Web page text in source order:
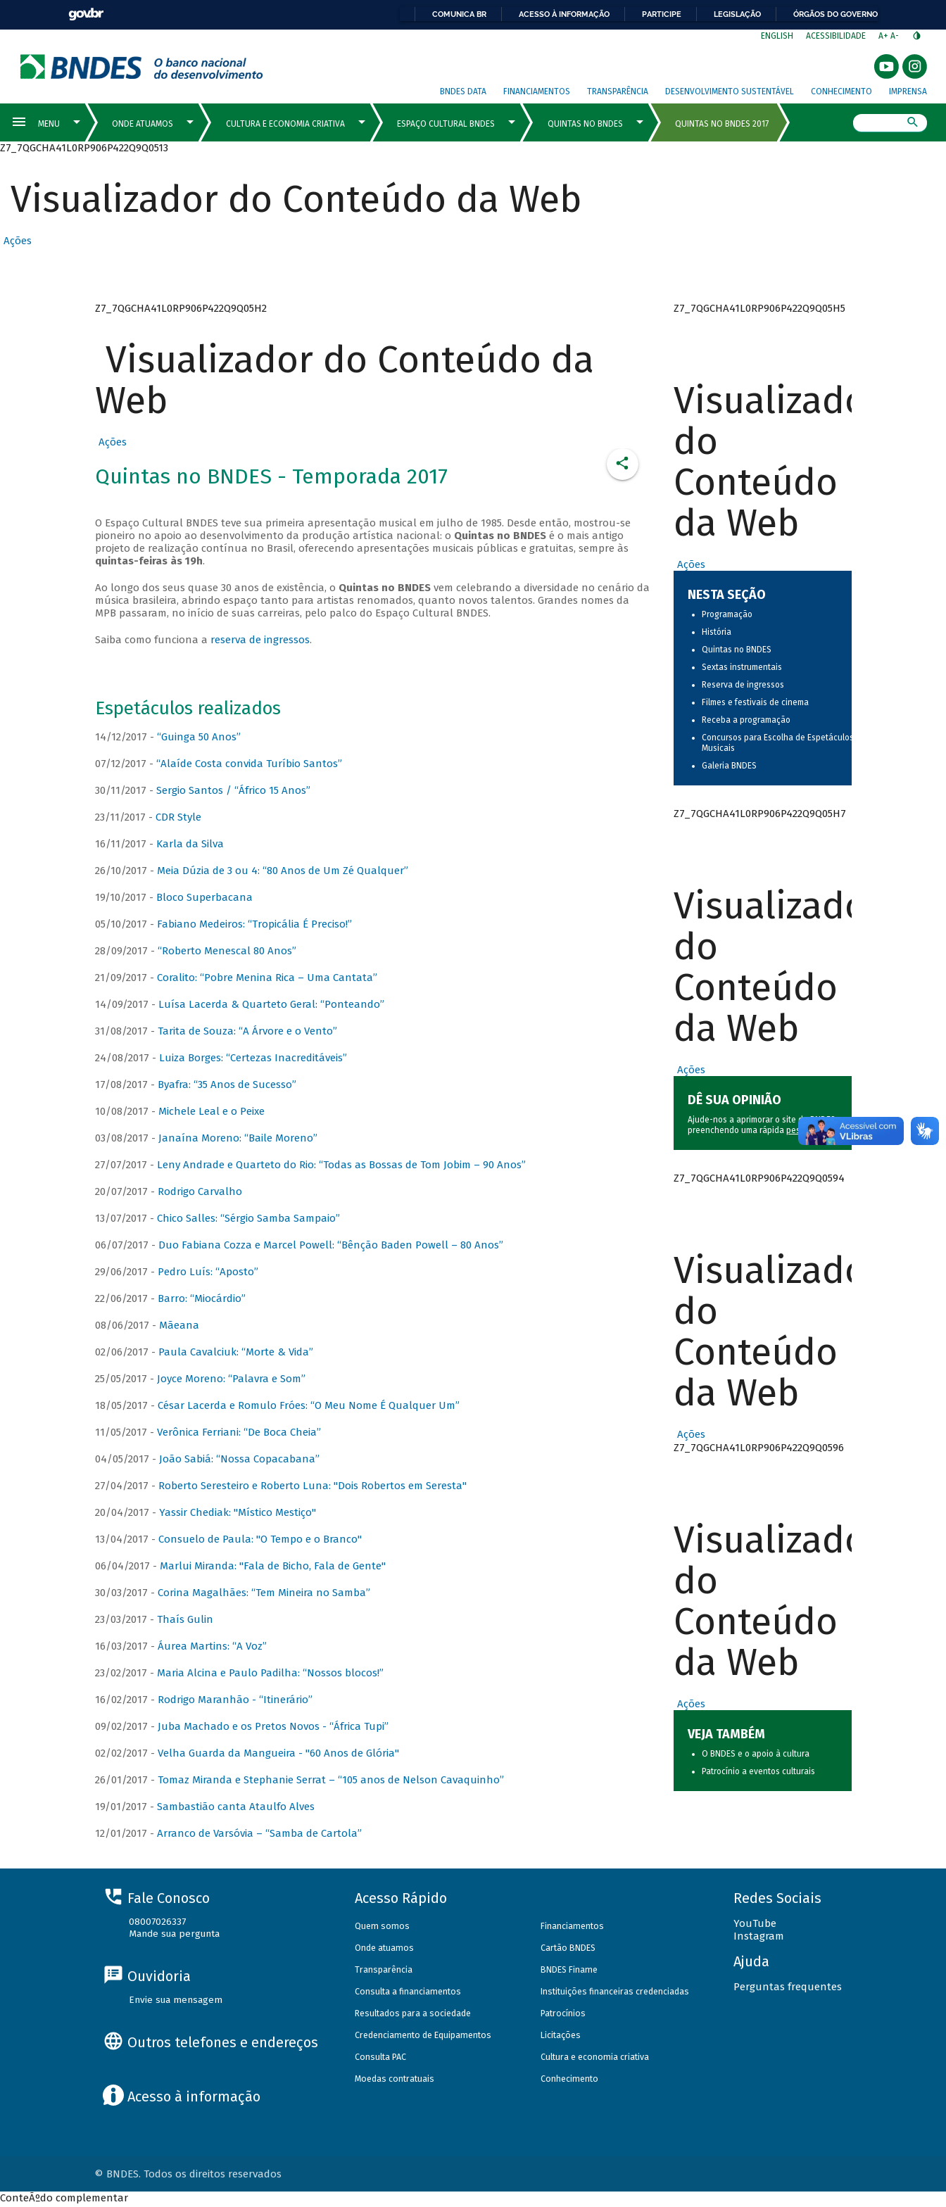
COMUNICA BR ACESSO À INFORMAÇÃO PARTICIPE LEGISLAÇÃO ÓRGÃOS DO GOVERNO
ENGLISH ACESSIBILIDADE A+ A-
BNDES DATA FINANCIAMENTOS TRANSPARÊNCIA DESENVOLVIMENTO SUSTENTÁVEL CONHECIMENTO IMPRENSA
Z7_7QGCHA41L0RP906P422Q9Q0513
Visualizador do Conteúdo da Web
Ações
Z7_7QGCHA41L0RP906P422Q9Q05H2
Visualizador do Conteúdo da
Web
Ações
Quintas no BNDES - Temporada 2017
O Espaço Cultural BNDES teve sua primeira apresentação musical em julho de 1985. Desde então, mostrou-se
pioneiro no apoio ao desenvolvimento da produção artística nacional: o Quintas no BNDESé o mais antigo
projeto de realização contínua no Brasil, oferecendo apresentações musicais públicas e gratuitas, sempre às
quintas-feiras às 19h.
Ao longo dos seus quase 30 anos de existência, o Quintas no BNDESvem celebrando a diversidade no cenário da
música brasileira, abrindo espaço tanto para artistas renomados, quanto novos talentos. Grandes nomes da
MPB passaram, no início de suas carreiras, pelo palco do Espaço Cultural BNDES.
Saiba como funciona a reserva de ingressos.
Espetáculos realizados
14/12/2017 - “Guinga 50 Anos”
07/12/2017 - “Alaíde Costa convida Turíbio Santos”
30/11/2017 - Sergio Santos / “Áfrico 15 Anos”
23/11/2017 - CDR Style
16/11/2017 - Karla da Silva
26/10/2017 - Meia Dúzia de 3 ou 4: “80 Anos de Um Zé Qualquer”
19/10/2017 - Bloco Superbacana
05/10/2017 - Fabiano Medeiros: “Tropicália É Preciso!”
28/09/2017 - “Roberto Menescal 80 Anos”
21/09/2017 - Coralito: “Pobre Menina Rica – Uma Cantata”
14/09/2017 - Luísa Lacerda & Quarteto Geral: “Ponteando”
31/08/2017 - Tarita de Souza: “A Árvore e o Vento”
24/08/2017 - Luiza Borges: “Certezas Inacreditáveis”
17/08/2017 - Byafra: “35 Anos de Sucesso”
10/08/2017 - Michele Leal e o Peixe
03/08/2017 - Janaína Moreno: “Baile Moreno”
27/07/2017 - Leny Andrade e Quarteto do Rio: “Todas as Bossas de Tom Jobim – 90 Anos”
20/07/2017 - Rodrigo Carvalho
13/07/2017 - Chico Salles: “Sérgio Samba Sampaio”
06/07/2017 - Duo Fabiana Cozza e Marcel Powell: “Bênção Baden Powell – 80 Anos”
29/06/2017 - Pedro Luís: “Aposto”
22/06/2017 - Barro: “Miocárdio”
08/06/2017 - Mãeana
02/06/2017 - Paula Cavalciuk: “Morte & Vida”
25/05/2017 - Joyce Moreno: “Palavra e Som”
18/05/2017 - César Lacerda e Romulo Fróes: “O Meu Nome É Qualquer Um”
11/05/2017 - Verônica Ferriani: “De Boca Cheia”
04/05/2017 - João Sabiá: “Nossa Copacabana”
27/04/2017 - Roberto Seresteiro e Roberto Luna: "Dois Robertos em Seresta"
20/04/2017 - Yassir Chediak: "Místico Mestiço"
13/04/2017 - Consuelo de Paula: "O Tempo e o Branco"
06/04/2017 - Marlui Miranda: "Fala de Bicho, Fala de Gente"
30/03/2017 - Corina Magalhães: “Tem Mineira no Samba”
23/03/2017 - Thaís Gulin
16/03/2017 - Áurea Martins: “A Voz”
23/02/2017 - Maria Alcina e Paulo Padilha: “Nossos blocos!”
16/02/2017 - Rodrigo Maranhão - “Itinerário”
09/02/2017 - Juba Machado e os Pretos Novos - “África Tupi”
02/02/2017 - Velha Guarda da Mangueira - "60 Anos de Glória"
26/01/2017 - Tomaz Miranda e Stephanie Serrat – “105 anos de Nelson Cavaquinho”
19/01/2017 - Sambastião canta Ataulfo Alves
12/01/2017 - Arranco de Varsóvia – “Samba de Cartola”
Z7_7QGCHA41L0RP906P422Q9Q05H5
Visualizador
do
Conteúdo
da Web
Ações
NESTA SEÇÃO
Programação
História
Quintas no BNDES
Sextas instrumentais
Reserva de ingressos
Filmes e festivais de cinema
Receba a programação
Concursos para Escolha de Espetáculos
Musicais
Galeria BNDES
Z7_7QGCHA41L0RP906P422Q9Q05H7
Visualizador
do
Conteúdo
da Web
Ações
DÊ SUA OPINIÃO
Ajude-nos a aprimorar o site do BNDES
preenchendo uma rápida pesquisa.
Z7_7QGCHA41L0RP906P422Q9Q0594
Visualizador
do
Conteúdo
da Web
Ações
Z7_7QGCHA41L0RP906P422Q9Q0596
Visualizador
do
Conteúdo
da Web
Ações
VEJA TAMBÉM
O BNDES e o apoio à cultura
Patrocínio a eventos culturais
Fale Conosco
08007026337
Mande sua pergunta
Ouvidoria
Envie sua mensagem
Outros telefones e endereços
Acesso à informação
Acesso Rápido
Quem somos
Onde atuamos
Transparência
Consulta a financiamentos
Resultados para a sociedade
Credenciamento de Equipamentos
Consulta PAC
Moedas contratuais
Financiamentos
Cartão BNDES
BNDES Finame
Instituições financeiras credenciadas
Patrocínios
Licitações
Cultura e economia criativa
Conhecimento
Redes Sociais
YouTube
Instagram
Ajuda
Perguntas frequentes
© BNDES. Todos os direitos reservados
ConteÃºdo complementar